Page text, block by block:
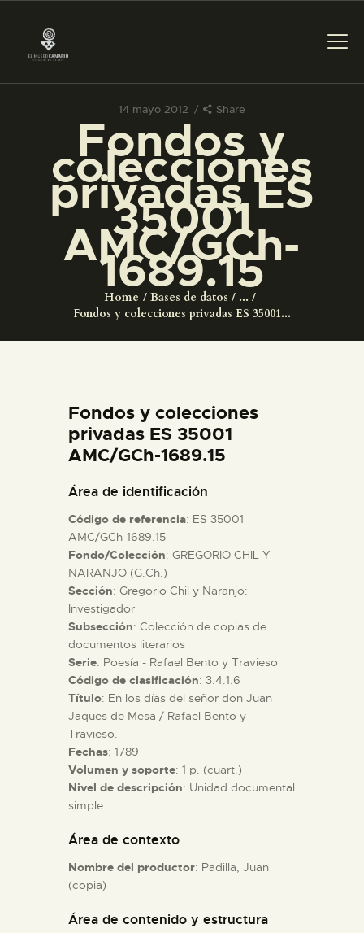
14 mayo 2012 Share
Fondos y
colecciones
privadas ES
35001
AMC/GCh-
1689.15
Home Bases de datos
...
Fondos y colecciones privadas ES 35001...
PREPARAR LA VISITA
ACTIVIDADES
█
EL MUSEO
ESPAÑOL
ACTIVIDADES
█
EL MUSEO
COLECCIONES
DIDÁCTICA
ESPAÑOL
Fondos y colecciones
privadas ES 35001
AMC/GCh-1689.15
Área de identificación
Código de referencia: ES 35001
AMC/GCh-1689.15
Fondo/Colección: GREGORIO CHIL Y
NARANJO (G.Ch.)
Sección: Gregorio Chil y Naranjo:
Investigador
Subsección: Colección de copias de
documentos literarios
Serie: Poesía - Rafael Bento y Travieso
Código de clasificación: 3.4.1.6
Título: En los días del señor don Juan
Jaques de Mesa / Rafael Bento y
Travieso.
Fechas: 1789
Volumen y soporte: 1 p. (cuart.)
Nivel de descripción: Unidad documental
simple
Área de contexto
Nombre del productor: Padilla, Juan
(copia)
Área de contenido y estructura